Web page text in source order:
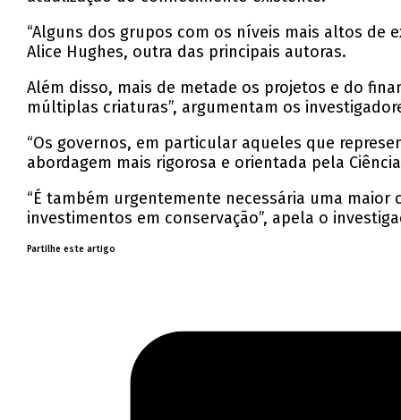
“Alguns dos grupos com os níveis mais altos de
Alice Hughes, outra das principais autoras.
Além disso, mais de metade os projetos e do
múltiplas criaturas”, argumentam os
“Os governos, em particular aqueles que
abordagem mais rigorosa e orientada pela
“É também urgentemente necessária uma
investimentos em conservação”, apela o
Partilhe este artigo